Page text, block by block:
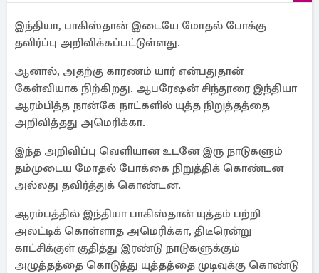
இந்தியா, பாகிஸ்தான் இடையே மோதல் போக்கு
தவிர்ப்பு அறிவிக்கப்பட்டுள்ளது.
ஆனால், அதற்கு காரணம் யார் என்பதுதான்
கேள்வியாக நிற்கிறது. ஆபரேஷன் சிந்தூரை இந்தியா
ஆரம்பித்த நான்கே நாட்களில் யுத்த நிறுத்தத்தை
அறிவித்தது அமெரிக்கா.
இந்த அறிவிப்பு வெளியான உடனே இரு நாடுகளும்
தம்முடைய மோதல் போக்கை நிறுத்திக் கொண்டன
அல்லது தவிர்த்துக் கொண்டன.
ஆரம்பத்தில் இந்தியா பாகிஸ்தான் யுத்தம் பற்றி
அலட்டிக் கொள்ளாத அமெரிக்கா, திடீரென்று
காட்சிக்குள் குதித்து இரண்டு நாடுகளுக்கும்
அழுத்தத்தை கொடுத்து யுத்தத்தை முடிவுக்கு கொண்டு